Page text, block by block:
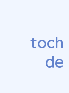
toch
de